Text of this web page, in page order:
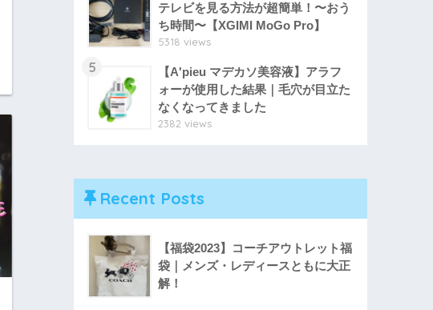
テレビを見る方法が超簡単！〜おう
ち時間〜【XGIMI MoGo Pro】
5318 views
5
【A'pieu マデカソ美容液】アラフ
ォーが使用した結果｜毛穴が目立た
なくなってきました
2382 views
Recent Posts
【福袋2023】コーチアウトレット福
袋｜メンズ・レディースともに大正
解！